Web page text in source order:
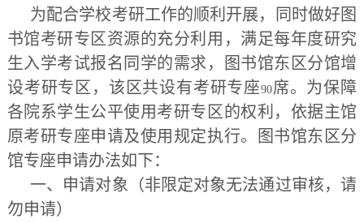
为配合学校考研工作的顺利开展，同时做好图
书馆考研专区资源的充分利用，满足每年度研究
生入学考试报名同学的需求，图书馆东区分馆增
设考研专区，该区共设有考研专座90席。 为保障
各院系学生公平使用考研专区的权利，依据主馆
原考研专座申请及使用规定执行。图书馆东区分
馆专座申请办法如下：
一、申请对象 （非限定对象无法通过审核，请
勿申请）